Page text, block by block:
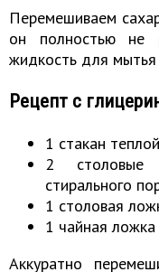
Перемешиваем
он полностью не
жидкость для
Рецепт с
1 стакан
2
стирального
1 столовая
1 чайная ложка
Аккуратно